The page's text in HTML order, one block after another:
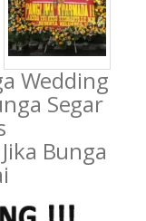
Wedding
Segar
Bunga